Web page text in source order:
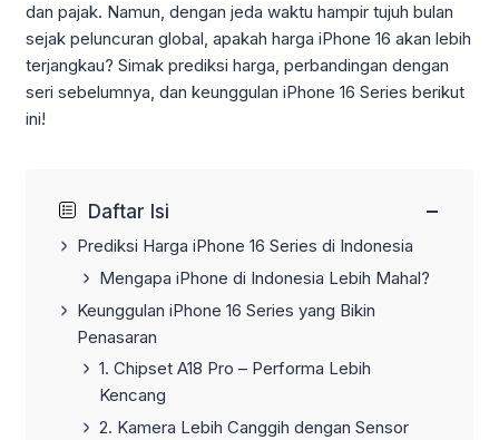
dan pajak. Namun, dengan jeda waktu hampir tujuh bulan
sejak peluncuran global, apakah harga iPhone 16 akan lebih
terjangkau? Simak prediksi harga, perbandingan dengan
seri sebelumnya, dan keunggulan iPhone 16 Series berikut
ini!
Daftar Isi −
Prediksi Harga iPhone 16 Series di Indonesia
Mengapa iPhone di Indonesia Lebih Mahal?
Keunggulan iPhone 16 Series yang Bikin
Penasaran
1. Chipset A18 Pro – Performa Lebih
Kencang
2. Kamera Lebih Canggih dengan Sensor